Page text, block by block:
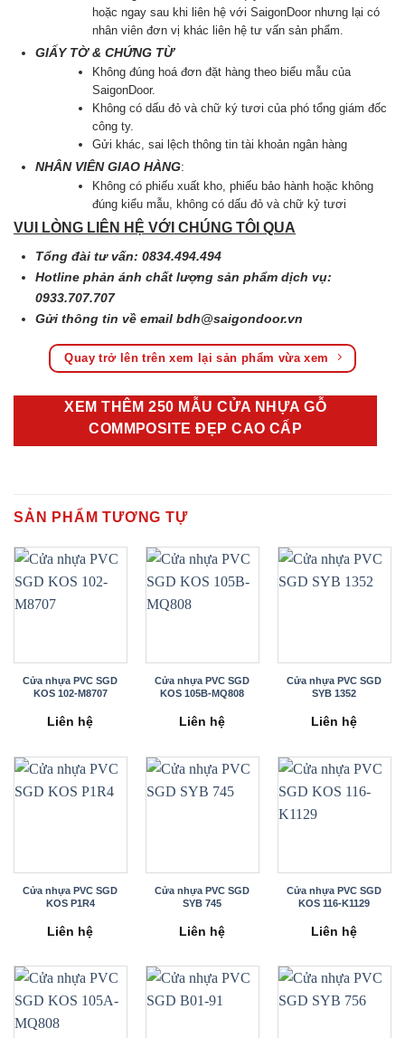
hoặc ngay sau khi liên hệ với SaigonDoor nhưng lại có
nhân viên đơn vị khác liên hệ tư vấn sản phẩm.
GIẤY TỜ & CHỨNG TỪ
Không đúng hoá đơn đặt hàng theo biểu mẫu của
SaigonDoor.
Không có dấu đỏ và chữ ký tươi của phó tổng giám đốc
công ty.
Gửi khác, sai lệch thông tin tài khoản ngân hàng
NHÂN VIÊN GIAO HÀNG:
Không có phiếu xuất kho, phiếu bảo hành hoặc không
đúng kiểu mẫu, không có dấu đỏ và chữ kỷ tươi
VUI LÒNG LIÊN HỆ VỚI CHÚNG TÔI QUA
Tổng đài tư vấn: 0834.494.494
Hotline phản ánh chất lượng sản phẩm dịch vụ:
0933.707.707
Gửi thông tin về emailbdh@saigondoor.vn
Quay trở lên trên xem lại sản phẩm vừa xem
XEM THÊM 250 MẪU CỬA NHỰA GỖ
COMMPOSITE ĐẸP CAO CẤP
SẢN PHẨM TƯƠNG TỰ
Cửa nhựa PVC SGD
KOS 102-M8707
Liên hệ
Cửa nhựa PVC SGD
KOS 105B-MQ808
Liên hệ
Cửa nhựa PVC SGD
SYB 1352
Liên hệ
Cửa nhựa PVC SGD
KOS P1R4
Liên hệ
Cửa nhựa PVC SGD
SYB 745
Liên hệ
Cửa nhựa PVC SGD
KOS 116-K1129
Liên hệ